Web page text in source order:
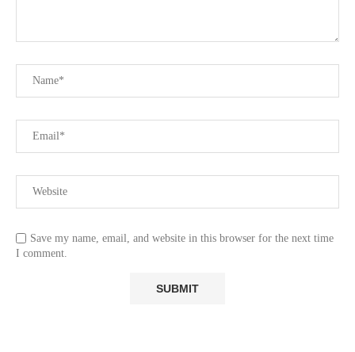
Save my name, email, and website in this browser for the next time
I comment.